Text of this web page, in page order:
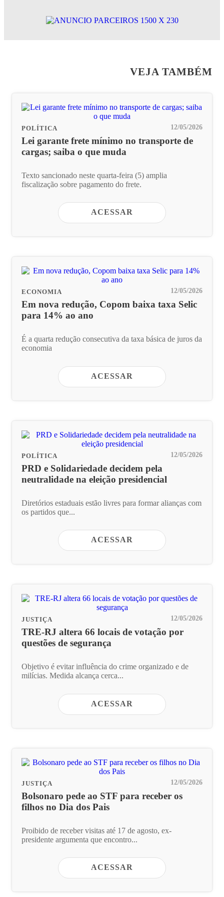
VEJA TAMBÉM
POLÍTICA 12/05/2026
Lei garante frete mínimo no transporte de
cargas; saiba o que muda
Texto sancionado neste quarta-feira (5) amplia
fiscalização sobre pagamento do frete.
ACESSAR
ECONOMIA 12/05/2026
Em nova redução, Copom baixa taxa Selic
para 14% ao ano
É a quarta redução consecutiva da taxa básica de juros da
economia
ACESSAR
POLÍTICA 12/05/2026
PRD e Solidariedade decidem pela
neutralidade na eleição presidencial
Diretórios estaduais estão livres para formar alianças com
os partidos que...
ACESSAR
JUSTIÇA 12/05/2026
TRE-RJ altera 66 locais de votação por
questões de segurança
Objetivo é evitar influência do crime organizado e de
milícias. Medida alcança cerca...
ACESSAR
JUSTIÇA 12/05/2026
Bolsonaro pede ao STF para receber os
filhos no Dia dos Pais
Proibido de receber visitas até 17 de agosto, ex-
presidente argumenta que encontro...
ACESSAR